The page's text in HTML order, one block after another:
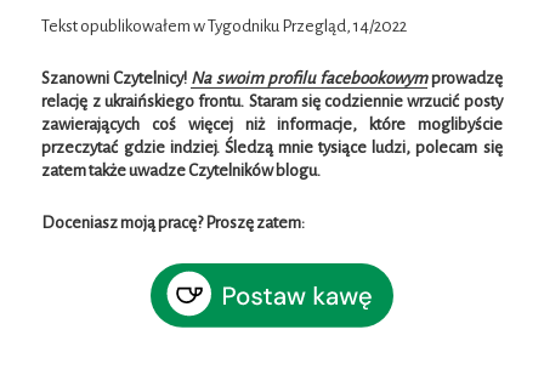
Tekst opublikowałem w Tygodniku Przegląd, 14/2022
Szanowni Czytelnicy! Na swoim profilu facebookowymprowadzę
relację z ukraińskiego frontu. Staram się codziennie wrzucić posty
zawierających coś więcej niż informacje, które moglibyście
przeczytać gdzie indziej. Śledzą mnie tysiące ludzi, polecam się
zatem także uwadze Czytelników blogu.
Doceniasz moją pracę? Proszę zatem: